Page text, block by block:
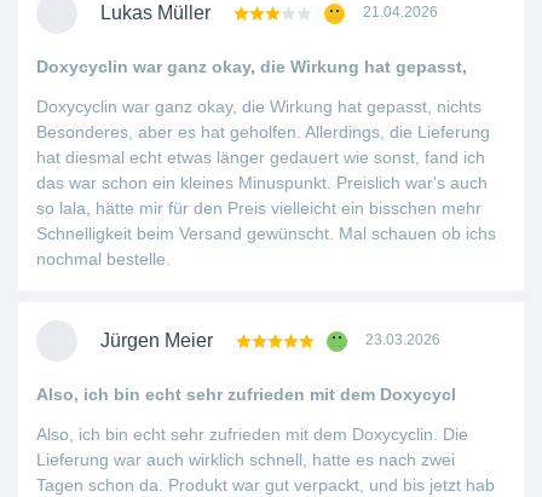
Lukas Müller 21.04.2026
Doxycyclin war ganz okay, die Wirkung hat gepasst,
Doxycyclin war ganz okay, die Wirkung hat gepasst, nichts
Besonderes, aber es hat geholfen. Allerdings, die Lieferung
hat diesmal echt etwas länger gedauert wie sonst, fand ich
das war schon ein kleines Minuspunkt. Preislich war's auch
so lala, hätte mir für den Preis vielleicht ein bisschen mehr
Schnelligkeit beim Versand gewünscht. Mal schauen ob ichs
nochmal bestelle.
Jürgen Meier 23.03.2026
Also, ich bin echt sehr zufrieden mit dem Doxycycl
Also, ich bin echt sehr zufrieden mit dem Doxycyclin. Die
Lieferung war auch wirklich schnell, hatte es nach zwei
Tagen schon da. Produkt war gut verpackt, und bis jetzt hab